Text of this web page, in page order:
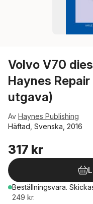
Volvo V70
Haynes
utgava)
Av Haynes Publishing
Häftad, Svenska, 2016
317 kr
Beställningsvara.
249 kr.